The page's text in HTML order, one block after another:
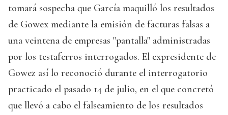
tomará sospecha que García maquilló los resultados
de Gowex mediante la emisión de facturas falsas a
una veintena de empresas "pantalla" administradas
por los testaferros interrogados. El expresidente de
Gowez así lo reconoció durante el interrogatorio
practicado el pasado 14 de julio, en el que concretó
que llevó a cabo el falseamiento de los resultados